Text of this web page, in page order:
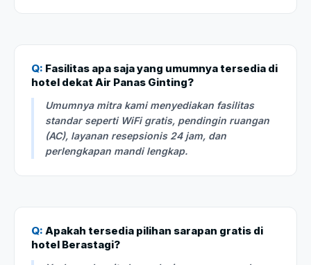
Q: Fasilitas apa saja yang umumnya tersedia di
hotel dekat Air Panas Ginting?
Umumnya mitra kami menyediakan fasilitas
standar seperti WiFi gratis, pendingin ruangan
(AC), layanan resepsionis 24 jam, dan
perlengkapan mandi lengkap.
Q: Apakah tersedia pilihan sarapan gratis di
hotel Berastagi?